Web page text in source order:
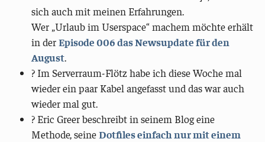
sich auch mit meinen Erfahrungen.
Wer „Urlaub im Userspace“ machem möchte erhält
in derEpisode 006 das Newsupdate für den
August.
? Im Serverraum-Flötz habe ich diese Woche mal
wieder ein paar Kabel angefasst und das war auch
wieder mal gut.
?️ Eric Greer beschreibt in seinem Blog eine
Methode, seineDotfiles einfach nur mit einem